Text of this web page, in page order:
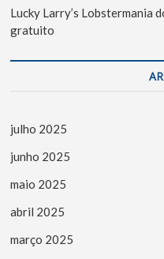
Lucky Larry’s Lobstermania
gratuito
julho 2025
junho 2025
maio 2025
abril 2025
março 2025